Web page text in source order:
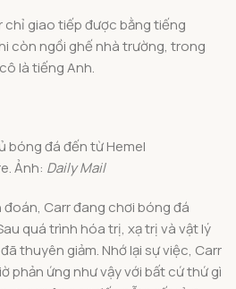
chỉ giao tiếp được bằng tiếng
còn ngồi ghế nhà trường, trong
là tiếng Anh.
bóng đá đến từ Hemel
Ảnh: Daily Mail
Carr đang chơi bóng đá
quá trình hóa trị, xạ trị và vật lý
thuyên giảm. Nhớ lại sự việc, Carr
phản ứng như vậy với bất cứ thứ gì